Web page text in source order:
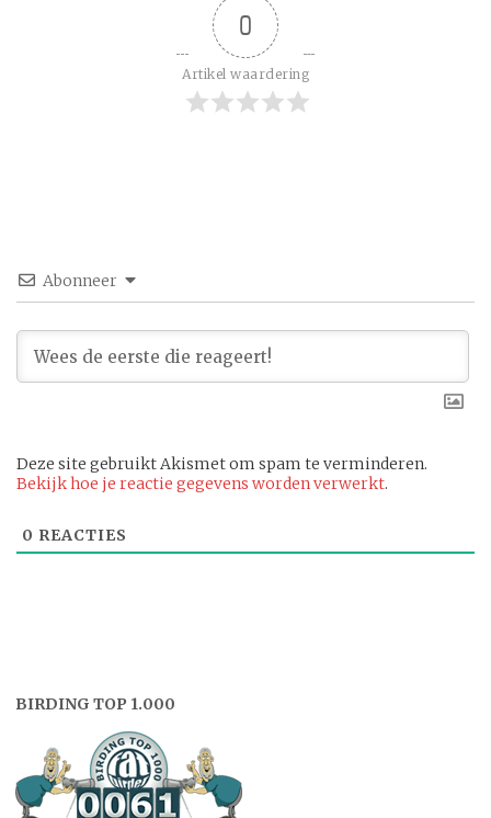
0
Artikel waardering
Abonneer
Deze site gebruikt Akismet om spam te verminderen.
Bekijk hoe je reactie gegevens worden verwerkt.
0 REACTIES
BIRDING TOP 1.000